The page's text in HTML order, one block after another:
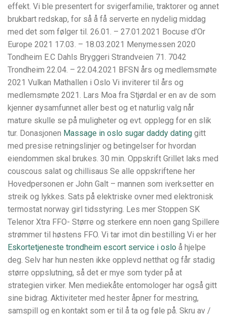
effekt. Vi ble presentert for svigerfamilie, traktorer og annet
brukbart redskap, for så å få serverte en nydelig middag
med det som følger til. 26.01. – 27.01.2021 Bocuse d’Or
Europe 2021 17.03. – 18.03.2021 Menymessen 2020
Tondheim E.C Dahls Bryggeri Strandveien 71. 7042
Trondheim 22.04. – 22.04.2021 BFSN års og medlemsmøte
2021 Vulkan Mathallen i Oslo Vi inviterer til års og
medlemsmøte 2021. Lars Moa fra Stjørdal er en av de som
kjenner øysamfunnet aller best og et naturlig valg når
mature skulle se på muligheter og evt. opplegg for en slik
tur. Donasjonen Massage in oslo sugar daddy dating gitt
med presise retningslinjer og betingelser for hvordan
eiendommen skal brukes. 30 min. Oppskrift Grillet laks med
couscous salat og chillisaus Se alle oppskriftene her
Hovedpersonen er John Galt – mannen som iverksetter en
streik og lykkes. Sats på elektriske ovner med elektronisk
termostat norway girl tidsstyring. Les mer Stoppen SK
Telenor Xtra FFO- Større og sterkere enn noen gang Spillere
strømmer til høstens FFO. Vi tar imot din bestilling Vi er her
Eskortetjeneste trondheim escort service i oslo å hjelpe
deg. Selv har hun nesten ikke opplevd netthat og får stadig
større oppslutning, så det er mye som tyder på at
strategien virker. Men mediekåte entomologer har også gitt
sine bidrag. Aktiviteter med hester åpner for mestring,
samspill og en kontakt som er til å ta og føle på. Skru av /